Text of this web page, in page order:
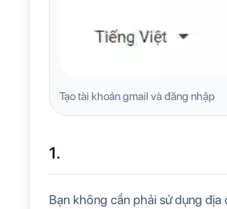
Tạo tài khoản gmail và đăng nhập
1.
Bạn không cần phải sử dụng